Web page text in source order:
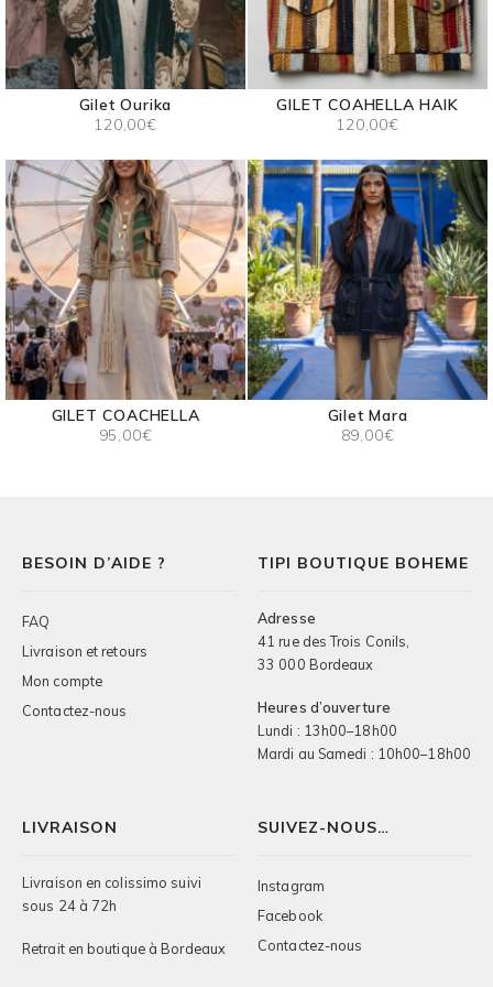
Gilet Ourika
120,00€
GILET COAHELLA HAIK
120,00€
GILET COACHELLA
95,00€
Les
choisies
page
Gilet Mara
89,00€
BESOIN D’AIDE ?
FAQ
Livraison et retours
Mon compte
Contactez-nous
TIPI BOUTIQUE BOHEME
Adresse
41 rue des Trois Conils,
33 000 Bordeaux
Heures d’ouverture
Lundi : 13h00–18h00
Mardi au Samedi : 10h00–18h00
LIVRAISON
Livraison en colissimo suivi
sous 24 à 72h
Retrait en boutique à Bordeaux
SUIVEZ-NOUS…
Instagram
Facebook
Contactez-nous